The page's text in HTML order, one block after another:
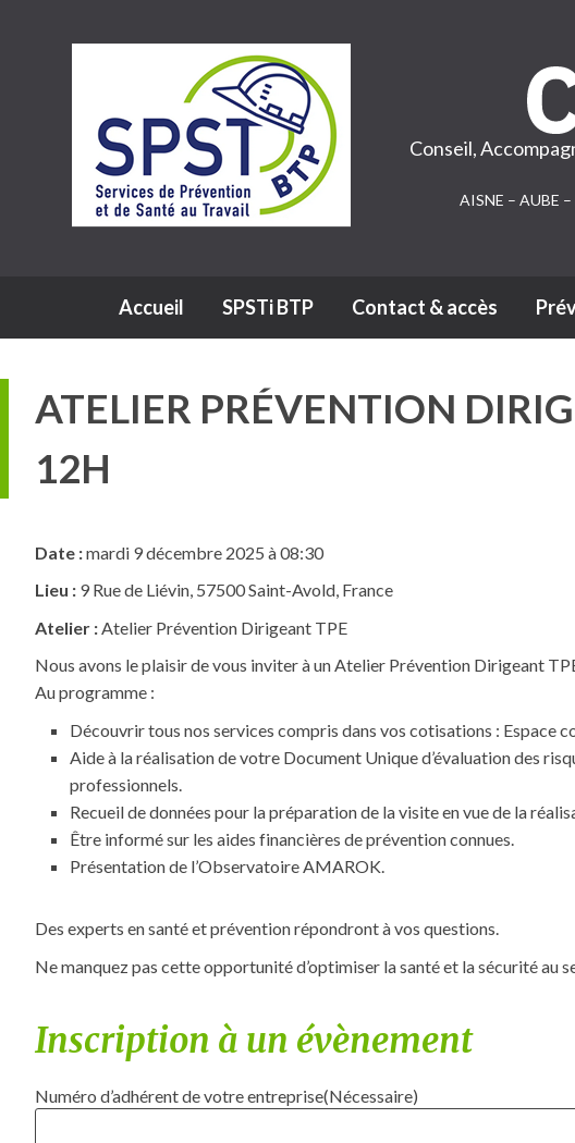
Conseil,
AISNE – AUBE
Navigation principale
Accueil SPSTi BTP Contact & accès
ATELIER PRÉVENTION
12H
Date :mardi 9 décembre 2025 à 08:30
Lieu : 9 Rue de Liévin, 57500 Saint-Avold, France
Atelier : Atelier Prévention Dirigeant TPE
Nous avons le plaisir de vous inviter à un Atelier Prévention Dirigeant
Au programme :
Découvrir tous nos services compris dans vos cotisations : Espace
Aide à la réalisation de votre Document Unique d’évaluation des
professionnels.
Recueil de données pour la préparation de la visite en vue de la
Être informé sur les aides financières de prévention connues.
Présentation de l’Observatoire AMAROK.
Des experts en santé et prévention répondront à vos questions.
Ne manquez pas cette opportunité d’optimiser la santé et la sécurité au
Inscription à un évènement
Numéro d’adhérent de votre entreprise(Nécessaire)